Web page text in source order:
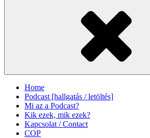
Home
Podcast [hallgatás / letöltés]
Mi az a Podcast?
Kik ezek, mik ezek?
Kapcsolat / Contact
COP